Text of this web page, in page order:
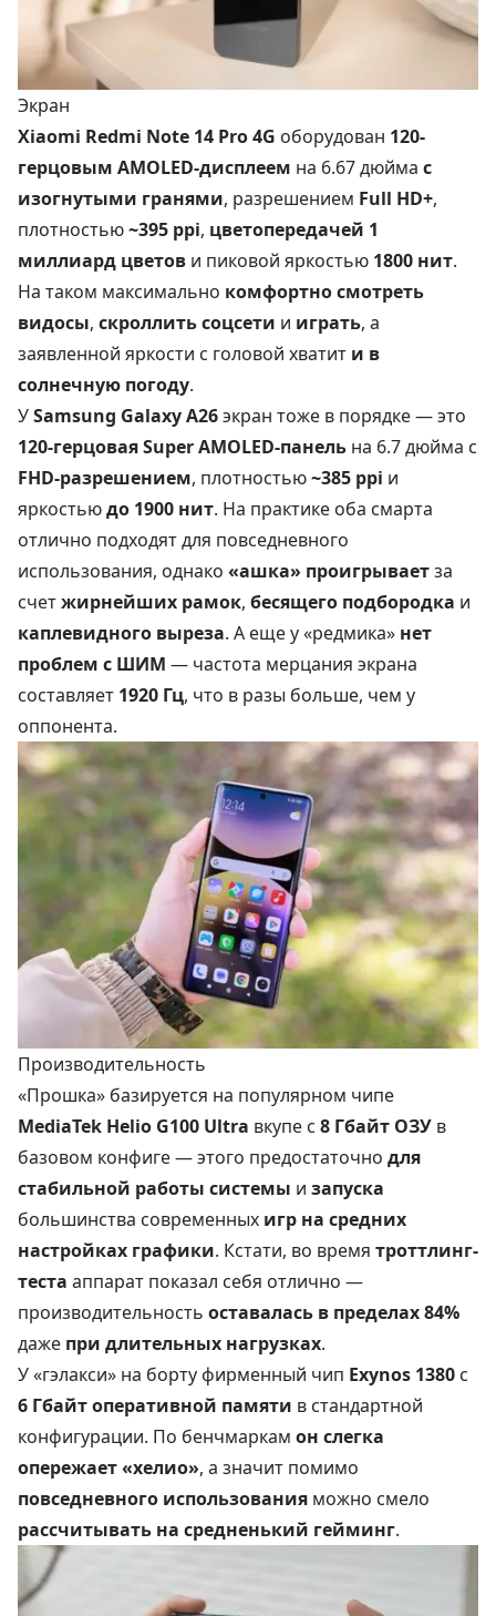
Экран
Xiaomi Redmi Note 14 Pro 4G оборудован 120-
герцовым AMOLED-дисплеем на 6.67 дюйма с
изогнутыми гранями, разрешением Full HD+,
плотностью~395 ppi, цветопередачей 1
миллиард цветов и пиковой яркостью 1800 нит.
На таком максимально комфортно смотреть
видосы, скроллить соцсети и играть, а
заявленной яркости с головой хватит и в
солнечную погоду.
УSamsung Galaxy A26экран тоже в порядке — это
120-герцовая Super AMOLED-панель на 6.7 дюйма с
FHD-разрешением, плотностью~385 ppi и
яркостьюдо 1900 нит. На практике оба смарта
отлично подходят для повседневного
использования, однако «ашка» проигрываетза
счетжирнейших рамок, бесящего подбородка и
каплевидного выреза. А еще у «редмика» нет
проблем с ШИМ — частота мерцания экрана
составляет 1920 Гц, что в разы больше, чем у
оппонента.
Производительность
«Прошка» базируется на популярном чипе
MediaTek Helio G100 Ultra вкупе с 8 Гбайт ОЗУ в
базовом конфиге — этого предостаточно для
стабильной работы системы и запуска
большинства современных игр на средних
настройках графики. Кстати, во время троттлинг-
теста аппарат показал себя отлично —
производительность оставалась в пределах 84%
даже при длительных нагрузках.
У «гэлакси» на борту фирменный чип Exynos 1380 c
6 Гбайт оперативной памяти в стандартной
конфигурации. По бенчмаркам он слегка
опережает «хелио», а значит помимо
повседневного использования можно смело
рассчитывать на средненький гейминг.